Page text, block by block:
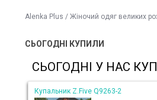
Alenka Plus / Жіночий одяг великих
СЬОГОДНІ КУПИЛИ
СЬОГОДНІ У НАС
Купальник Z.Five Q9263-2